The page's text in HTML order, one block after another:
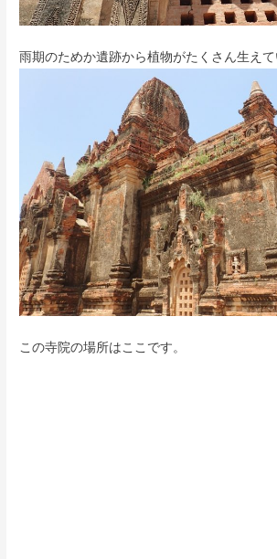
雨期のためか遺跡から植物がたくさん生えて
この寺院の場所はここです。